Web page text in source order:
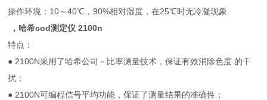
操作环境：10～40℃，90%相对湿度，在25℃时无冷凝现象
，哈希cod测定仪 2100n
特点：
● 2100N采用了哈希公司－比率测量技术，保证有效消除色度 的干
扰；
● 2100N可编程信号平均功能，保证了测量结果的准确性；